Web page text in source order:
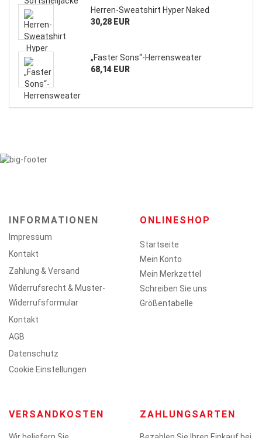
Herren-Sweatshirt Hyper Naked
30,28 EUR
„Faster Sons“-Herrensweater
68,14 EUR
INFORMATIONEN
Impressum
Kontakt
Zahlung & Versand
Widerrufsrecht & Muster-
Widerrufsformular
Kontakt
AGB
Datenschutz
Cookie Einstellungen
ONLINESHOP
Startseite
Mein Konto
Mein Merkzettel
Schreiben Sie uns
Größentabelle
VERSANDKOSTEN ZAHLUNGSARTEN